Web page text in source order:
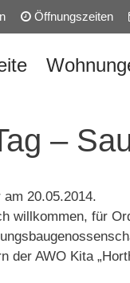
Öffnungszeiten
–
20.05.2014.
willkommen, für
der AWO Kita